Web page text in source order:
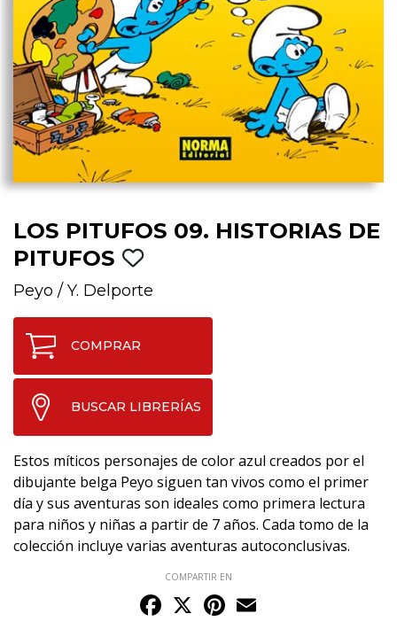
LOS PITUFOS 09. HISTORIAS DE
PITUFOS
Peyo / Y. Delporte
COMPRAR
BUSCAR LIBRERÍAS
Estos míticos personajes de color azul creados por el
dibujante belga Peyo siguen tan vivos como el primer
día y sus aventuras son ideales como primera lectura
para niños y niñas a partir de 7 años. Cada tomo de la
colección incluye varias aventuras autoconclusivas.
COMPARTIR EN
Facebook
X Pinterest